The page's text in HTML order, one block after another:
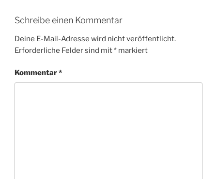
Schreibe einen Kommentar
Deine E-Mail-Adresse wird nicht veröffentlicht.
Erforderliche Felder sind mit* markiert
Kommentar*